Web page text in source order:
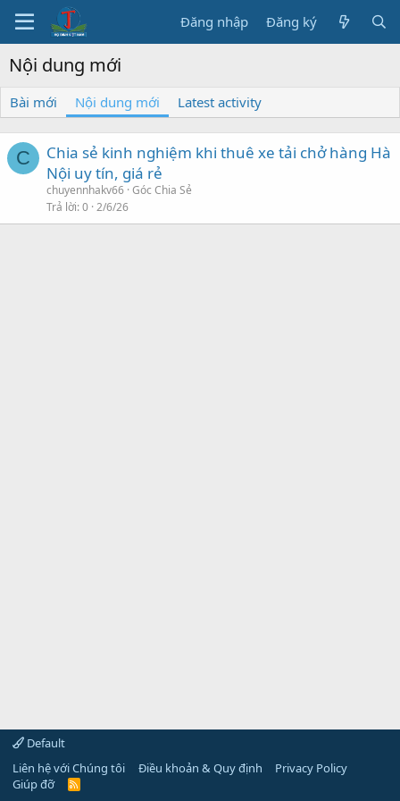
Đăng nhập Đăng ký
Nội dung mới
Bài mới Nội dung mới Latest activity
C
Chia sẻ kinh nghiệm khi thuê xe tải chở hàng Hà
Nội uy tín, giá rẻ
chuyennhakv66 Góc Chia Sẻ
Trả lời 0 2/6/26
Default
Liên hệ với Chúng tôi
Điều khoản & Quy định
Privacy Policy
Giúp đỡ
R